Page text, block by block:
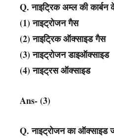
Q. नाइट्रिक अम्ल की कार्बन
(1) नाइट्रोजन गैस
(2) नाइट्रिक ऑक्साइड गैस
(3) नाइट्रोजन डाइऑक्साइड
(4) नाइट्रस ऑक्साइड
Ans- (3)
Q. नाइट्रोजन का ऑक्साइड